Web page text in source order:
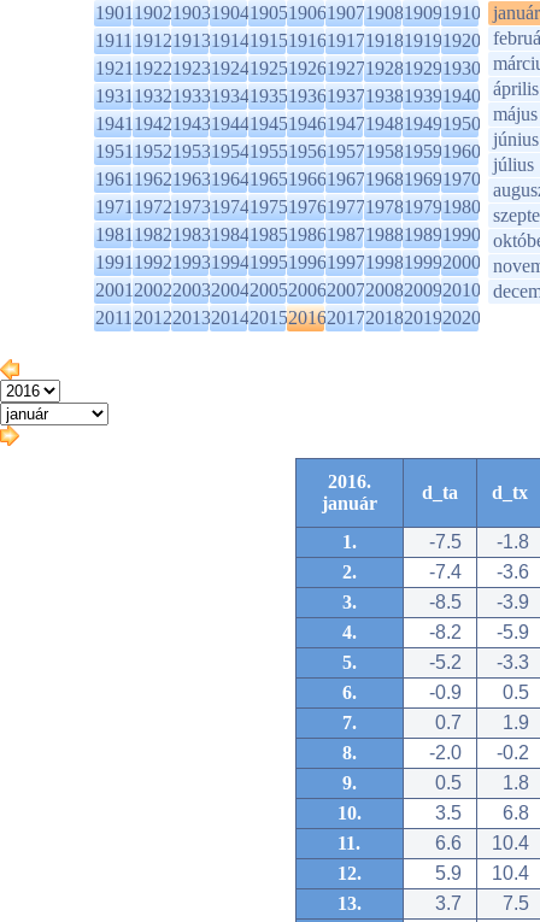
1901190219031904190519061907190819091910
1911191219131914191519161917191819191920
1921192219231924192519261927192819291930
1931193219331934193519361937193819391940
1941194219431944194519461947194819491950
1951195219531954195519561957195819591960
1961196219631964196519661967196819691970
1971197219731974197519761977197819791980
1981198219831984198519861987198819891990
1991199219931994199519961997199819992000
2001200220032004200520062007200820092010
2011201220132014201520162017201820192020
január
április
május
június
július
2016.
január
d_ta d_tx
1. -7.5
-1.8
2.
-7.4
-3.6
3.
-8.5
-3.9
4.
-8.2
-5.9
5.
-5.2
-3.3
6.
-0.9
0.5
7.
0.7
1.9
8.
-2.0
-0.2
9.
0.5
1.8
10.
3.5
6.8
11.
6.6
10.4
12.
5.9
10.4
13.
3.7
7.5